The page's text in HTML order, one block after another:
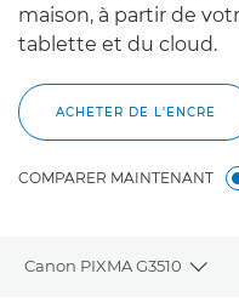
maison, à partir de
tablette et du cloud.
ACHETER DE L'ENCRE
COMPARER MAINTENANT
Canon PIXMA G3510